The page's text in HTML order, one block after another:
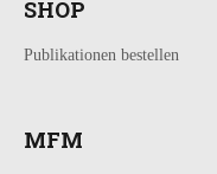
SHOP
Publikationen bestellen
MFM